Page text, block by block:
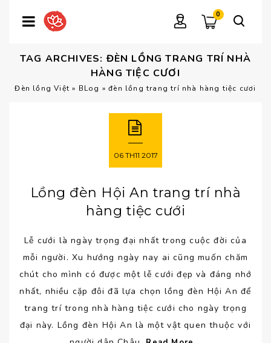
0
TAG ARCHIVES: ĐÈN LỒNG TRANG TRÍ NHÀ
HÀNG TIỆC CƯƠI
Đèn lồng Việt » BLog »đèn lồng trang trí nhà hàng tiệc cươi
06 TH11 2017
Lồng đèn Hội An trang trí nhà
hàng tiệc cưới
Lễ cưới là ngày trọng đại nhất trong cuộc đời của
mỗi người. Xu hướng ngày nay ai cũng muốn chăm
chút cho mình có được một lễ cưới đẹp và đáng nhớ
nhất, nhiều cặp đôi đã lựa chọn lồng đèn Hội An để
trang trí trong nhà hàng tiệc cưới cho ngày trọng
đại này. Lồng đèn Hội An là một vật quen thuộc với